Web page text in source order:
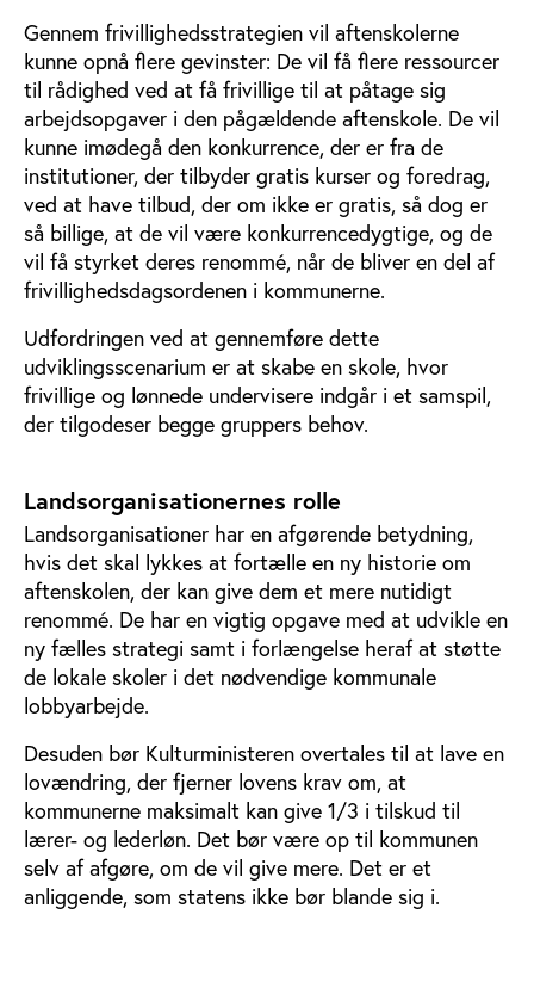
Gennem frivillighedsstrategien vil aftenskolerne
kunne opnå flere gevinster: De vil få flere ressourcer
til rådighed ved at få frivillige til at påtage sig
arbejdsopgaver i den pågældende aftenskole. De vil
kunne imødegå den konkurrence, der er fra de
institutioner, der tilbyder gratis kurser og foredrag,
ved at have tilbud, der om ikke er gratis, så dog er
så billige, at de vil være konkurrencedygtige, og de
vil få styrket deres renommé, når de bliver en del af
frivillighedsdagsordenen i kommunerne.
Udfordringen ved at gennemføre dette
udviklingsscenarium er at skabe en skole, hvor
frivillige og lønnede undervisere indgår i et samspil,
der tilgodeser begge gruppers behov.
Landsorganisationernes rolle
Landsorganisationer har en afgørende betydning,
hvis det skal lykkes at fortælle en ny historie om
aftenskolen, der kan give dem et mere nutidigt
renommé. De har en vigtig opgave med at udvikle en
ny fælles strategi samt i forlængelse heraf at støtte
de lokale skoler i det nødvendige kommunale
lobbyarbejde.
Desuden bør Kulturministeren overtales til at lave en
lovændring, der fjerner lovens krav om, at
kommunerne maksimalt kan give 1/3 i tilskud til
lærer- og lederløn. Det bør være op til kommunen
selv af afgøre, om de vil give mere. Det er et
anliggende, som statens ikke bør blande sig i.